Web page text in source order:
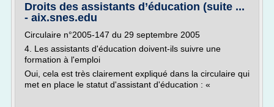
Droits des assistants d’éducation (suite ...
- aix.snes.edu
Circulaire n°2005-147 du 29 septembre 2005
4. Les assistants d'éducation doivent-ils suivre une
formation à l'emploi
Oui, cela est très clairement expliqué dans la circulaire qui
met en place le statut d'assistant d'éducation : «